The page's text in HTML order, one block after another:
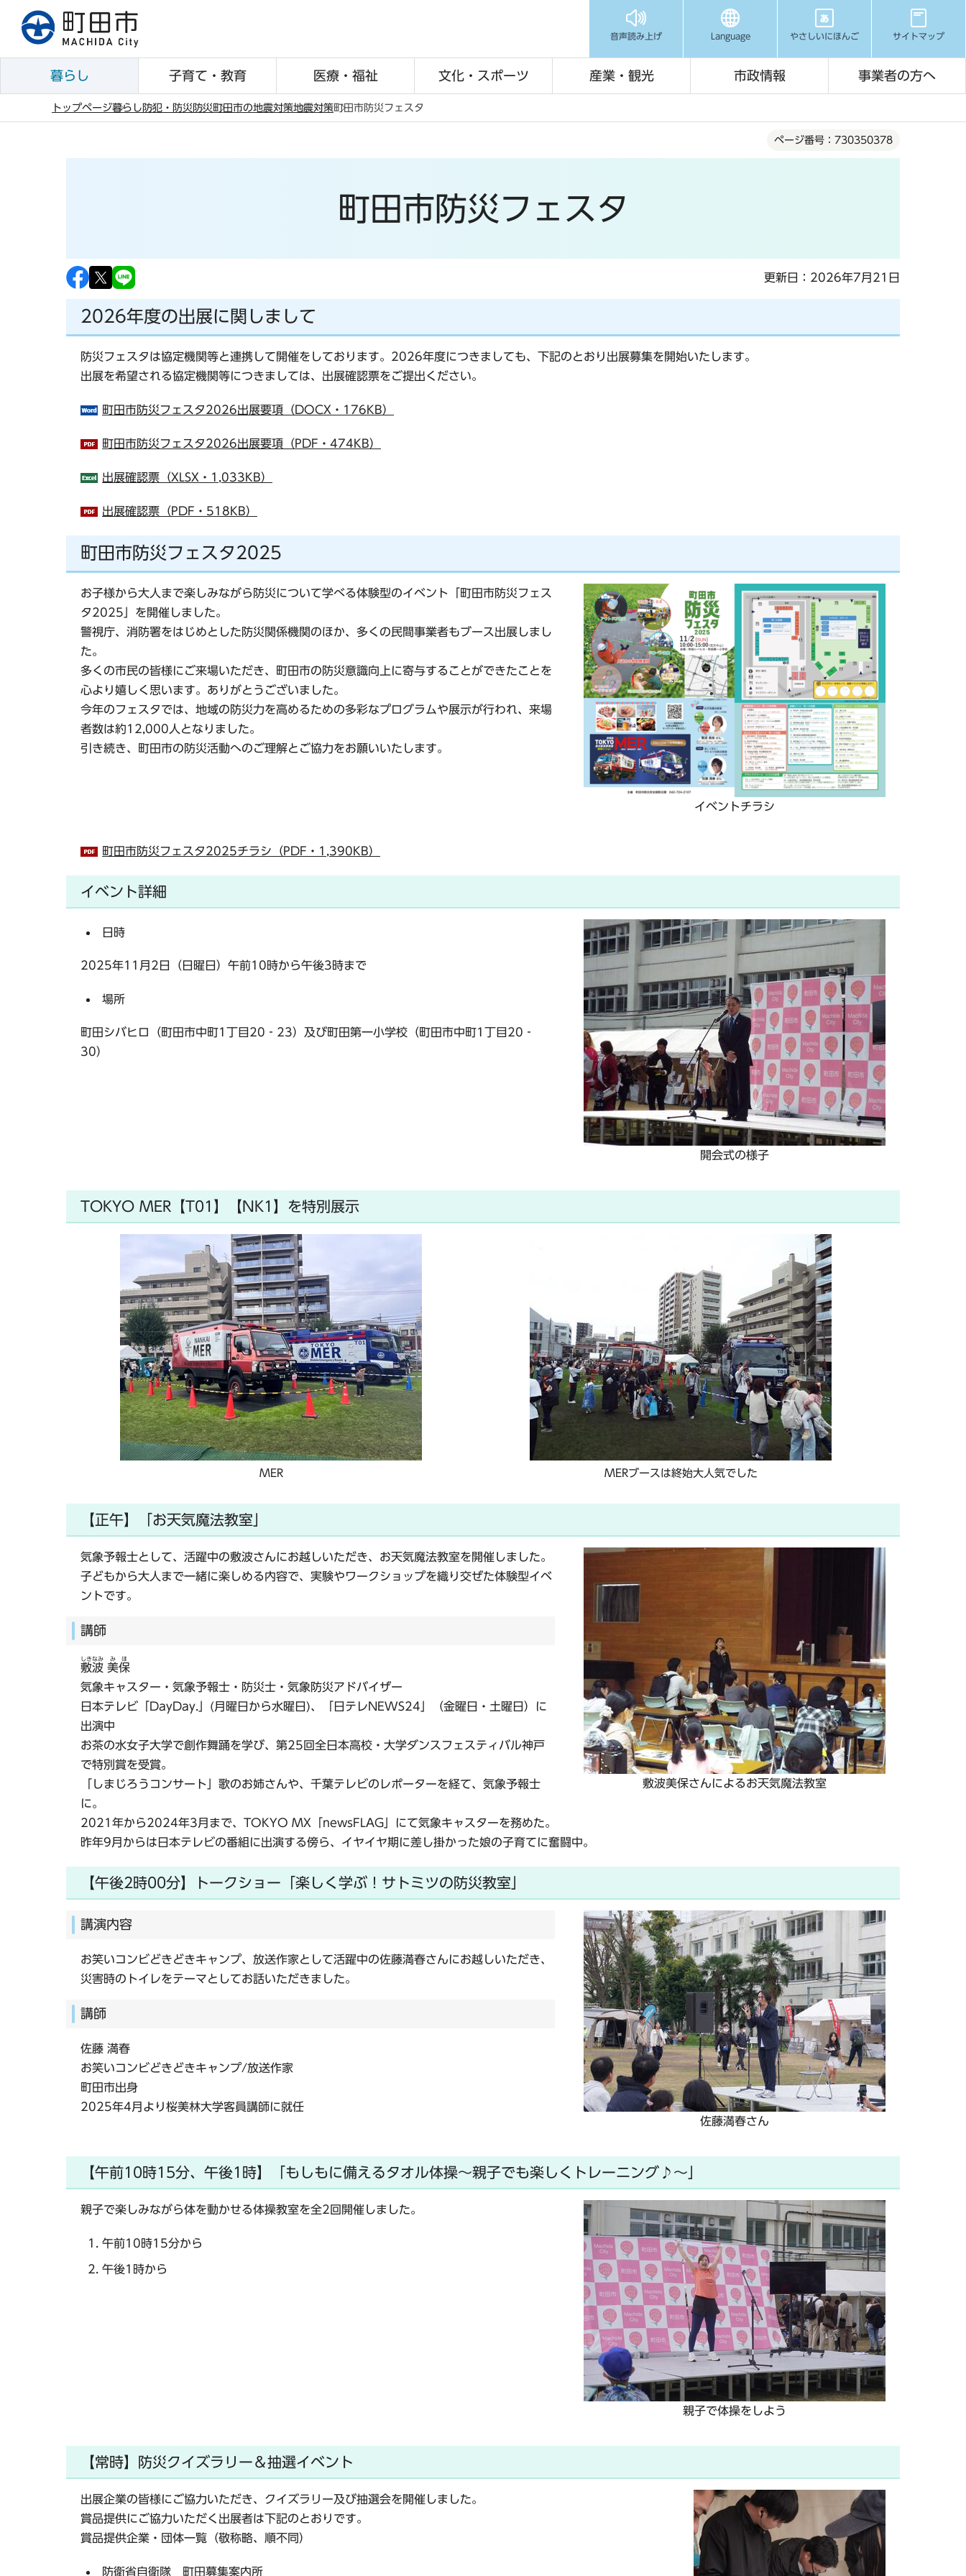
先
音声読み上げ Language やさしいにほんご サイトマップ
暮らし 子育て・教育 医療・福祉 文化・スポーツ 産業・観光 市政情報 事業者の方へ
トップページ暮らし 防犯・防災 防災 町田市の地震対策地震対策町田市防災フェスタ
ページ番号：730350378
町田市防災フェスタ
更新日：2026年7月21日
2026年度の出展に関しまして
防災フェスタは協定機関等と連携して開催をしております。2026年度につきましても、下記のとおり出展募集を開始いたします。
出展を希望される協定機関等につきましては、出展確認票をご提出ください。
町田市防災フェスタ2026出展要項（DOCX・176KB）
町田市防災フェスタ2026出展要項（PDF・474KB）
出展確認票（XLSX・1,033KB）
出展確認票（PDF・518KB）
町田市防災フェスタ2025
イベントチラシ
お子様から大人まで楽しみながら防災について学べる体験型のイベント「町田市防災フェス
タ2025」を開催しました。
警視庁、消防署をはじめとした防災関係機関のほか、多くの民間事業者もブース出展しまし
た。
多くの市民の皆様にご来場いただき、町田市の防災意識向上に寄与することができたことを
心より嬉しく思います。ありがとうございました。
今年のフェスタでは、地域の防災力を高めるための多彩なプログラムや展示が行われ、来場
者数は約12,000人となりました。
引き続き、町田市の防災活動へのご理解とご協力をお願いいたします。
町田市防災フェスタ2025チラシ（PDF・1,390KB）
イベント詳細
開会式の様子
日時
2025年11月2日（日曜日）午前10時から午後3時まで
場所
町田シバヒロ（町田市中町1丁目20‐23）及び町田第一小学校（町田市中町1丁目20‐
30）
TOKYO MER【T01】【NK1】を特別展示
MER MERブースは終始大人気でした
【正午】「お天気魔法教室」
敷波美保さんによるお天気魔法教室
気象予報士として、活躍中の敷波さんにお越しいただき、お天気魔法教室を開催しました。
子どもから大人まで一緒に楽しめる内容で、実験やワークショップを織り交ぜた体験型イベ
ントです。
講師
敷波
しきなみ
美保
みほ
気象キャスター・気象予報士・防災士・気象防災アドバイザー
日本テレビ「DayDay.」(月曜日から水曜日)、「日テレNEWS24」（金曜日・土曜日）に
出演中
お茶の水女子大学で創作舞踊を学び、第25回全日本高校・大学ダンスフェスティバル神戸
で特別賞を受賞。
「しまじろうコンサート」歌のお姉さんや、千葉テレビのレポーターを経て、気象予報士
に。
2021年から2024年3月まで、TOKYO MX「newsFLAG」にて気象キャスターを務めた。
昨年9月からは日本テレビの番組に出演する傍ら、イヤイヤ期に差し掛かった娘の子育てに奮闘中。
【午後2時00分】トークショー「楽しく学ぶ！サトミツの防災教室」
佐藤満春さん
講演内容
お笑いコンビどきどきキャンプ、放送作家として活躍中の佐藤満春さんにお越しいただき、
災害時のトイレをテーマとしてお話いただきました。
講師
佐藤 満春
お笑いコンビどきどきキャンプ/放送作家
町田市出身
2025年4月より桜美林大学客員講師に就任
【午前10時15分、午後1時】「もしもに備えるタオル体操～親子でも楽しくトレーニング♪～」
親子で体操をしよう
親子で楽しみながら体を動かせる体操教室を全2回開催しました。
午前10時15分から
午後1時から
【常時】防災クイズラリー＆抽選イベント
出展企業の皆様にご協力いただき、クイズラリー及び抽選会を開催しました。
賞品提供にご協力いただく出展者は下記のとおりです。
賞品提供企業・団体一覧（敬称略、順不同）
防衛省自衛隊 町田募集案内所